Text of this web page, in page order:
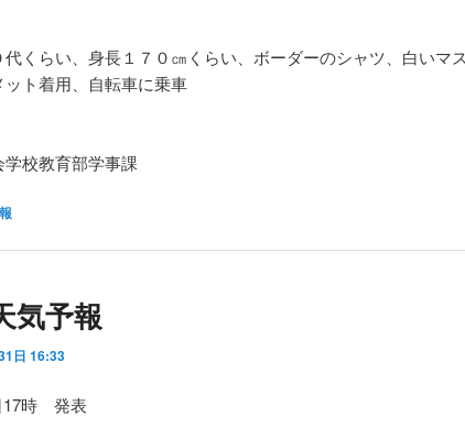
くらい、身長１７０㎝くらい、ボーダーのシャツ、白いマス
ト着用、自転車に乗車
校教育部学事課
気予報
日 16:33
17時 発表